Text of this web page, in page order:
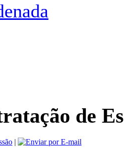
de
|